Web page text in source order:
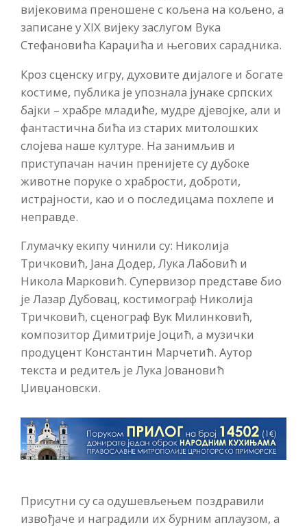
вијековима преношене с кољена на кољено, а
записане у XIX вијеку заслугом Вука
Стефановића Караџића и његових сарадника.
Кроз сценску игру, духовите дијалоге и богате
костиме, публика је упознала јунаке српских
бајки – храбре младиће, мудре дјевојке, али и
фантастична бића из старих митолошких
слојева наше културе. На занимљив и
приступачан начин пренијете су дубоке
животне поруке о храбрости, доброти,
истрајности, као и о последицама похлепе и
неправде.
Глумачку екипу чинили су: Николија
Тричковић, Јана Додер, Лука Лабовић и
Никола Марковић. Супервизор представе био
је Лазар Дубовац, костимограф Николија
Тричковић, сценограф Вук Милинковић,
композитор Димитрије Јоцић, а музички
продуцент Константин Марчетић. Аутор
текста и редитељ је Лука Јовановић
Џивџановски.
Присутни су са одушевљењем поздравили
извођаче и наградили их бурним аплаузом, а